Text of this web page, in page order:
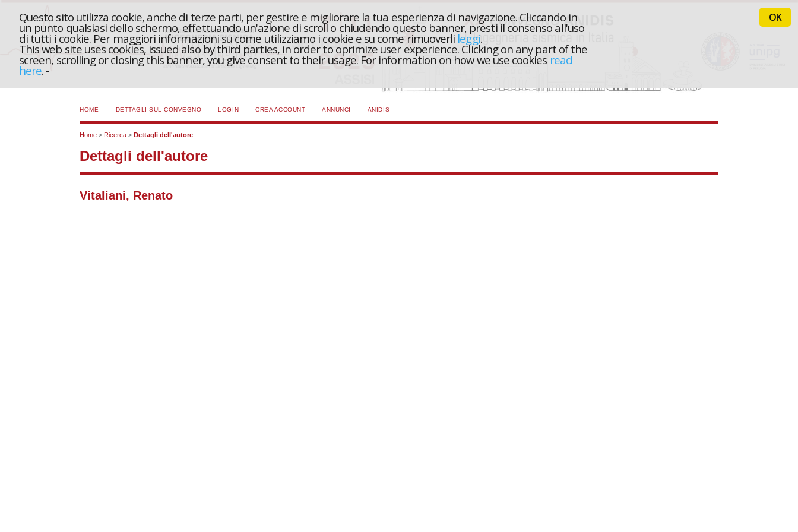
Questo sito utilizza cookie, anche di terze parti, per gestire e migliorare la tua esperienza di navigazione. Cliccando in
un punto qualsiasi dello schermo, effettuando un'azione di scroll o chiudendo questo banner, presti il consenso all'uso
di tutti i cookie. Per maggiori informazioni su come utilizziamo i cookie e su come rimuoverli leggi.
This web site uses cookies, issued also by third parties, in order to oprimize user experience. Clicking on any part of the
screen, scrolling or closing this banner, you give consent to their usage. For information on how we use cookies read
here. -
OK
HOME DETTAGLI SUL CONVEGNO LOGIN CREA ACCOUNT ANNUNCI ANIDIS
Home > Ricerca >Dettagli dell'autore
Dettagli dell'autore
Vitaliani, Renato